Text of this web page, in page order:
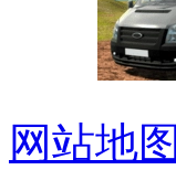
网站地图